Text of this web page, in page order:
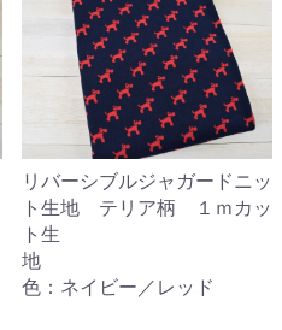
リバーシブルジャガードニッ
ト生地 テリア柄 １ｍカッ
ト生
地
色：ネイビー／レッド